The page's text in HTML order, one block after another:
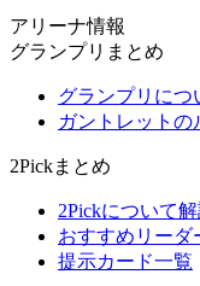
アリーナ情報
グランプリまとめ
グランプリにつ
ガントレットの
2Pickまとめ
2Pickについて解
おすすめリーダ
提示カード一覧